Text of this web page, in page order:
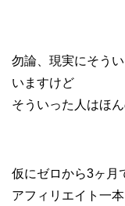
勿論、現実にそう
いますけど
そういった人はほ
仮にゼロから3ヶ月
アフィリエイト一